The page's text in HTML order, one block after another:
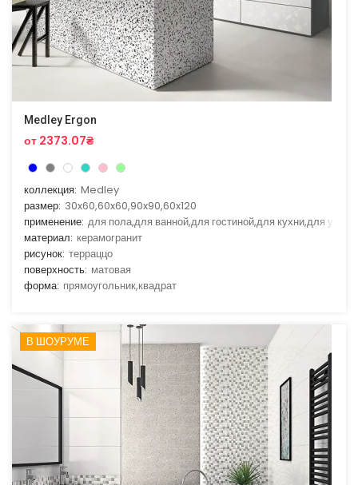
Medley Ergon
от 2373.07₴
коллекция: Medley
размер: 30x60,60x60,90x90,60x120
применение: для пола,для ванной,для гостиной,для кухни,для улицы
материал: керамогранит
рисунок: терраццо
поверхность: матовая
форма: прямоугольник,квадрат
В ШОУРУМЕ